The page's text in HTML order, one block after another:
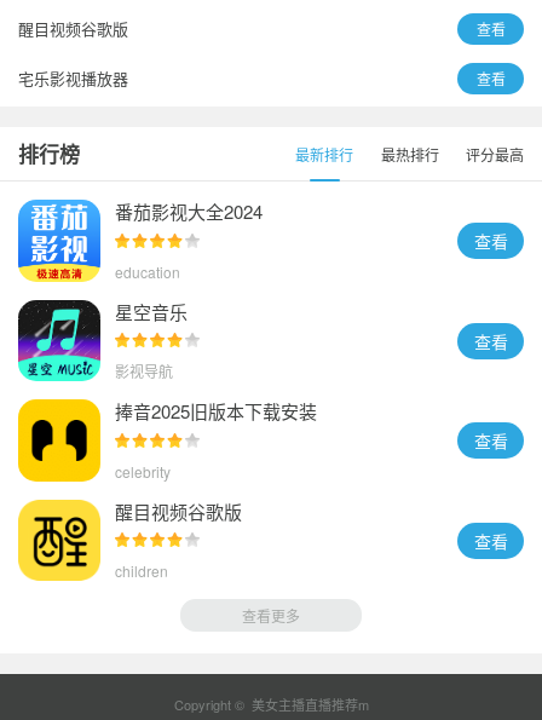
醒目视频谷歌版 查看
宅乐影视播放器 查看
无名音乐2023 查看
排行榜 最新排行 最热排行 评分最高
番茄影视大全2024
education
查看
星空音乐
影视导航
查看
捧音2025旧版本下载安装
celebrity
查看
醒目视频谷歌版
children
查看
查看更多
Copyright © 美女主播直播推荐m